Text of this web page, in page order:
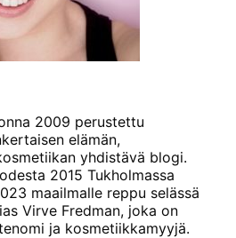
2009 perustettu
elämän,
yhdistävä blogi.
2015 Tukholmassa
maailmalle reppu selässä
Virve Fredman, joka on
ja kosmetiikkamyyjä.